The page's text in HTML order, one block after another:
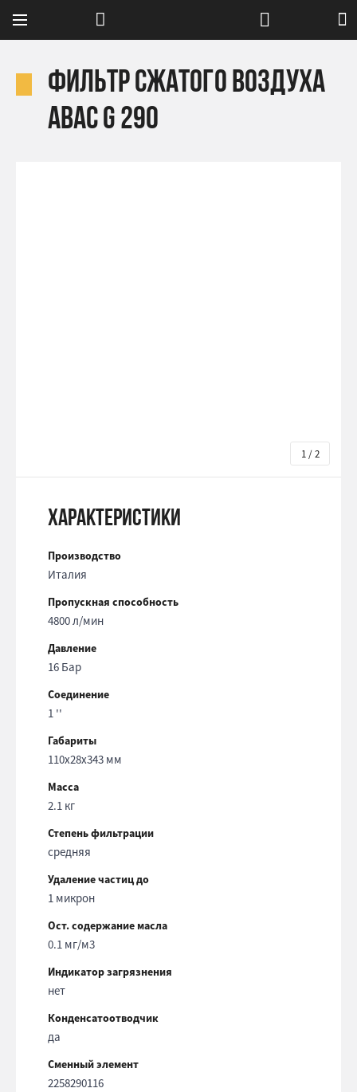
Фильтр сжатого воздуха
Abac G 290
1 / 2
Характеристики
Производство
Италия
Пропускная способность
4800 л/мин
Давление
16 Бар
Соединение
1 ''
Габариты
110х28х343 мм
Масса
2.1 кг
Степень фильтрации
средняя
Удаление частиц до
1 микрон
Ост. содержание масла
0.1 мг/м3
Индикатор загрязнения
нет
Конденсатоотводчик
да
Сменный элемент
2258290116